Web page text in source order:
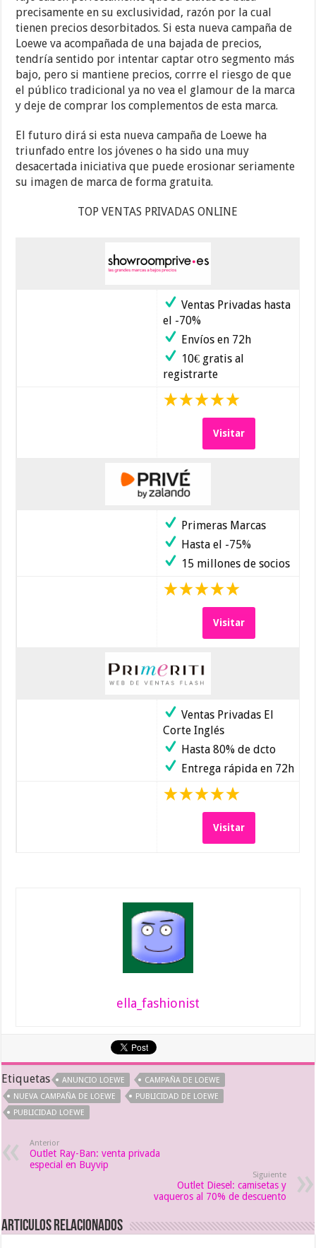
precisamente en su exclusividad, razón por la cual
tienen precios desorbitados. Si esta nueva campaña de
Loewe va acompañada de una bajada de precios,
tendría sentido por intentar captar otro segmento más
bajo, pero si mantiene precios, corrre el riesgo de que
el público tradicional ya no vea el glamour de la marca
y deje de comprar los complementos de esta marca.
El futuro dirá si esta nueva campaña de Loewe ha
triunfado entre los jóvenes o ha sido una muy
desacertada iniciativa que puede erosionar seriamente
su imagen de marca de forma gratuita.
TOP VENTAS PRIVADAS ONLINE
Ventas Privadas hasta
el -70%
Envíos en 72h
10€ gratis al
registrarte
Visitar
Primeras Marcas
Hasta el -75%
15 millones de socios
Visitar
Ventas Privadas El
Corte Inglés
Hasta 80% de dcto
Entrega rápida en 72h
Visitar
ella_fashionist
Etiquetas ANUNCIO LOEWE
CAMPAÑA DE LOEWE
NUEVA CAMPAÑA DE LOEWE
PUBLICIDAD DE LOEWE
PUBLICIDAD LOEWE
Anterior
Outlet Ray-Ban: venta privada
especial en Buyvip
Siguiente
Outlet Diesel: camisetas y
vaqueros al 70% de descuento
Articulos relacionados